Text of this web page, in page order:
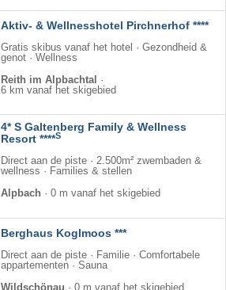
Aktiv- & Wellnesshotel Pirchnerhof ****
Gratis skibus vanaf het hotel · Gezondheid &
genot · Wellness
Reith im Alpbachtal ·
6 km vanaf het skigebied
4* S Galtenberg Family & Wellness
Resort ****S
Direct aan de piste · 2.500m² zwembaden &
wellness · Families & stellen
Alpbach · 0 m vanaf het skigebied
Berghaus Koglmoos ***
Direct aan de piste · Familie · Comfortabele
appartementen · Sauna
Wildschönau · 0 m vanaf het skigebied